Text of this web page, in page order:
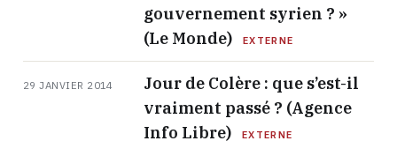
gouvernement syrien ? »
(Le Monde)
EXTERNE
29 JANVIER 2014
Jour de Colère : que s’est-il
vraiment passé ? (Agence
Info Libre)
EXTERNE